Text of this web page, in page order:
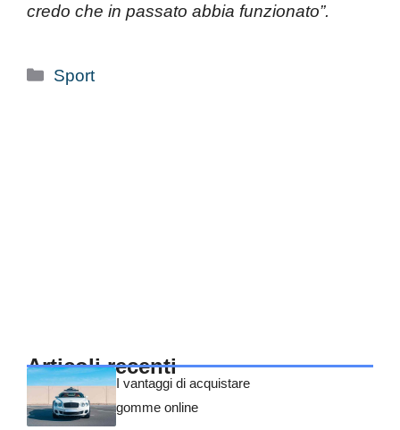
credo che in passato abbia funzionato”.
Categorie
Sport
Articoli recenti
I vantaggi di acquistare
gomme online